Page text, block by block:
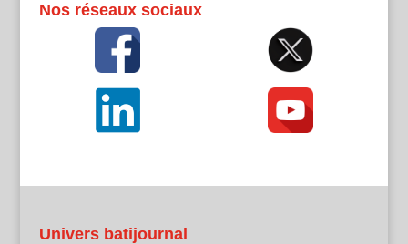
Nos réseaux sociaux
Univers batijournal